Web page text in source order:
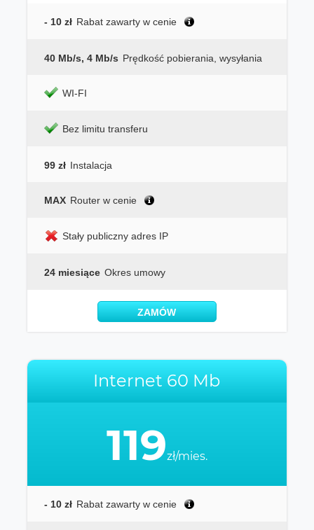
- 10 zł Rabat zawarty w cenie
40 Mb/s, 4 Mb/s Prędkość pobierania, wysyłania
WI-FI
Bez limitu transferu
99 zł Instalacja
MAX Router w cenie
Stały publiczny adres IP
24 miesiące Okres umowy
ZAMÓW
Internet 60 Mb
119zł/mies.
- 10 zł Rabat zawarty w cenie